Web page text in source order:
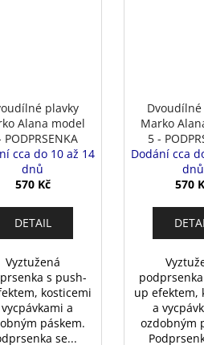
plavky
Alana model
PODPRSENKA
cca do 10 až 14
dnů
570 Kč
DETAIL
Vyztužená
s push-
kosticemi
a
páskem.
se...
Marko
5 -
Dodání cca
dnů
570
up efektem,
a
ozdobným